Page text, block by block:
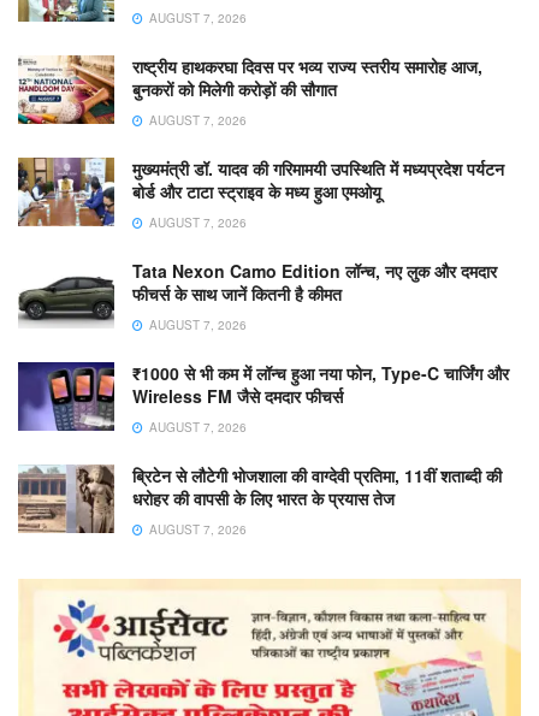
AUGUST 7, 2026
राष्ट्रीय हाथकरघा दिवस पर भव्य राज्य स्तरीय समारोह आज,
बुनकरों को मिलेगी करोड़ों की सौगात
AUGUST 7, 2026
मुख्यमंत्री डॉ. यादव की गरिमामयी उपस्थिति में मध्यप्रदेश पर्यटन
बोर्ड और टाटा स्ट्राइव के मध्य हुआ एमओयू
AUGUST 7, 2026
Tata Nexon Camo Edition लॉन्च, नए लुक और दमदार
फीचर्स के साथ जानें कितनी है कीमत
AUGUST 7, 2026
₹1000 से भी कम में लॉन्च हुआ नया फोन, Type-C चार्जिंग और
Wireless FM जैसे दमदार फीचर्स
AUGUST 7, 2026
ब्रिटेन से लौटेगी भोजशाला की वाग्देवी प्रतिमा, 11वीं शताब्दी की
धरोहर की वापसी के लिए भारत के प्रयास तेज
AUGUST 7, 2026